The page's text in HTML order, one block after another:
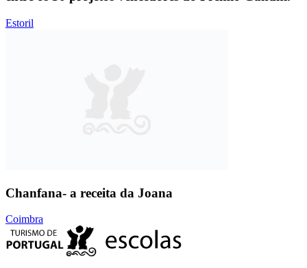
Estoril
Chanfana- a receita da Joana
Coimbra